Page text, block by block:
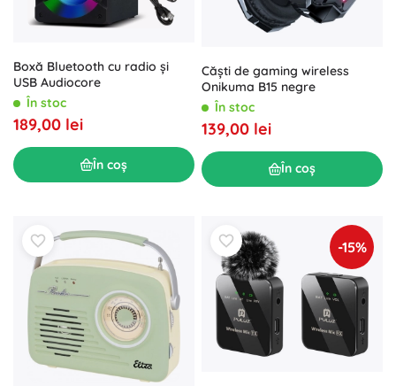
Boxă Bluetooth cu radio și
USB Audiocore
În stoc
189,00 lei
În coș
Căști de gaming wireless
Onikuma B15 negre
În stoc
139,00 lei
În coș
-15%